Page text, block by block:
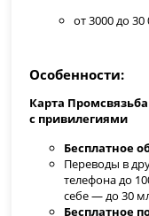
от 3000 до
Особенности
Карта
с привилегиями
Бесплатное
Переводы в
телефона до
себе — до 30
Бесплатное